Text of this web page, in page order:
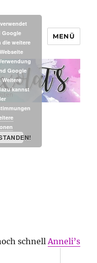
MENÜ
schnell Anneli’s
Google
die weitere
Google
kannst